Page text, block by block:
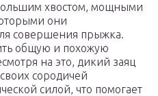
хвостом, мощными
они
совершения прыжка.
общую и похожую
на это, дикий заяц
сородичей
силой, что помогает